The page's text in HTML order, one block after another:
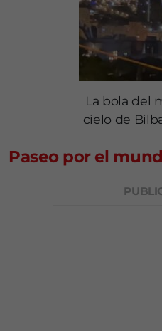
La bola del
cielo de
Paseo por el